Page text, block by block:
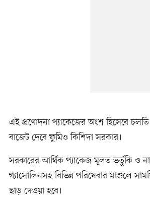
এই প্রণোদনা প্যাকেজের অংশ হিসেবে
বাজেট দেবে ফুমিও কিশিদা সরকার।
সরকারের আর্থিক প্যাকেজ মূলত ভর্তুকি ও
গ্যাসোলিনসহ বিভিন্ন পরিষেবার মাশুলে
ছাড় দেওয়া হবে।